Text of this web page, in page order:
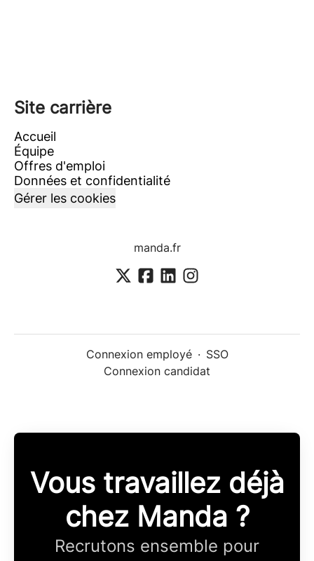
Site carrière
Accueil
Équipe
Offres d'emploi
Données et confidentialité
Gérer les cookies
manda.fr
Connexion employé · SSO
Connexion candidat
Vous travaillez déjà
chez Manda ?
Recrutons ensemble pour